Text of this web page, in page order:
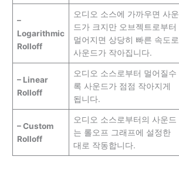
–
Logarithmic
Rolloff
오디오 소스에 가까우면 사운
드가 크지만 오브젝트로부터
멀어지면 상당히 빠른 속도로
사운드가 작아집니다.
– Linear
Rolloff
오디오 소스로부터 멀어질수
록 사운드가 점점 작아지게
됩니다.
– Custom
Rolloff
오디오 소스로부터의 사운드
는 롤오프 그래프에 설정한
대로 작동합니다.